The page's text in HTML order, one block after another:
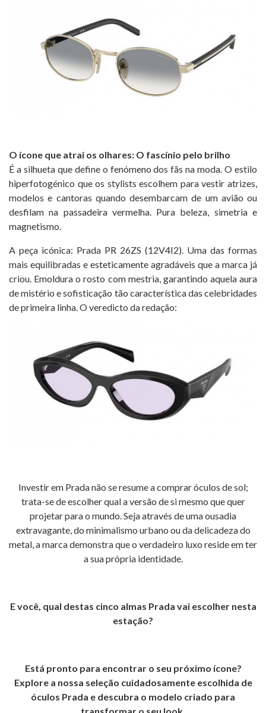
O ícone que atrai os olhares: O fascínio pelo brilho
É a silhueta que define o fenómeno dos fãs na moda. O estilo
hiperfotogénico que os stylists escolhem para vestir atrizes,
modelos e cantoras quando desembarcam de um avião ou
desfilam na passadeira vermelha. Pura beleza, simetria e
magnetismo.
A peça icónica: Prada PR 26ZS (12V4I2). Uma das formas
mais equilibradas e esteticamente agradáveis ​​que a marca já
criou. Emoldura o rosto com mestria, garantindo aquela aura
de mistério e sofisticação tão característica das celebridades
de primeira linha. O veredicto da redação:
Investir em Prada não se resume a comprar óculos de sol;
trata-se de escolher qual a versão de si mesmo que quer
projetar para o mundo. Seja através de uma ousadia
extravagante, do minimalismo urbano ou da delicadeza do
metal, a marca demonstra que o verdadeiro luxo reside em ter
a sua própria identidade.
E você, qual destas cinco almas Prada vai escolher nesta
estação?
Está pronto para encontrar o seu próximo ícone?
Explore a nossa seleção cuidadosamente escolhida de
óculos Prada e descubra o modelo criado para